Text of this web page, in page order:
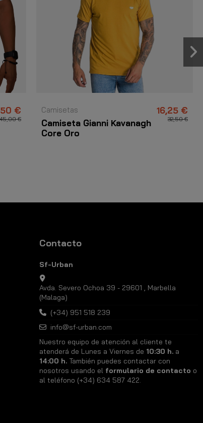
€
45,00 €
Camisetas
Camiseta Gianni Kavanagh
Core Oro
16,25 €
32,50 €
Contacto
Sf-Urban
Avda. Severo Ochoa 39 - 29601 , Marbella
(Malaga)
(+34) 951 518 239
info@sf-urban.com
Nuestro equipo de atención al cliente te
atenderá de Lunes a Viernes de 10:30 h.a
14:00 h.También puedes contactar con
nosotros usando el formulario de contacto o
al teléfono (+34) 634 587 422.